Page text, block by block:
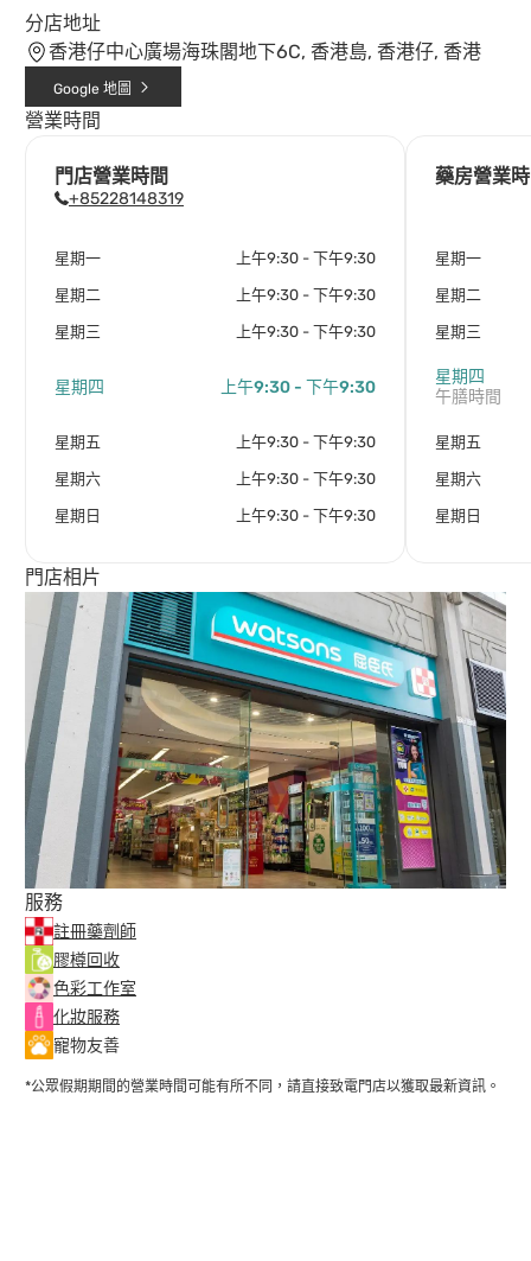
分店地址
香港仔中心廣場海珠閣地下6C, 香港島, 香港仔, 香港
Google 地圖
營業時間
門店營業時間
+85228148319
星期一 上午9:30 - 下午9:30
星期二 上午9:30 - 下午9:30
星期三 上午9:30 - 下午9:30
星期四 上午9:30 - 下午9:30
星期五 上午9:30 - 下午9:30
星期六 上午9:30 - 下午9:30
星期日 上午9:30 - 下午9:30
藥房營業
星期一
星期二
星期三
星期四
午膳時間
星期五
星期六
星期日
門店相片
服務
註冊藥劑師
膠樽回收
色彩工作室
化妝服務
寵物友善
*公眾假期期間的營業時間可能有所不同，請直接致電門店以獲取最新資訊。